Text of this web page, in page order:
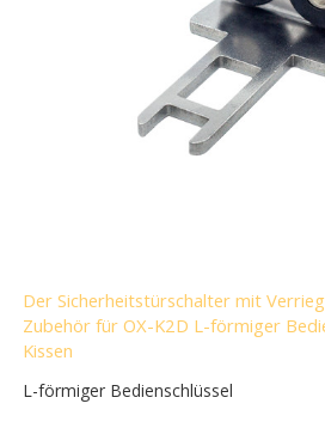
Der Sicherheitstürschalter mit
Zubehör für OX-K2D L-förmiger
Kissen
L-förmiger Bedienschlüssel